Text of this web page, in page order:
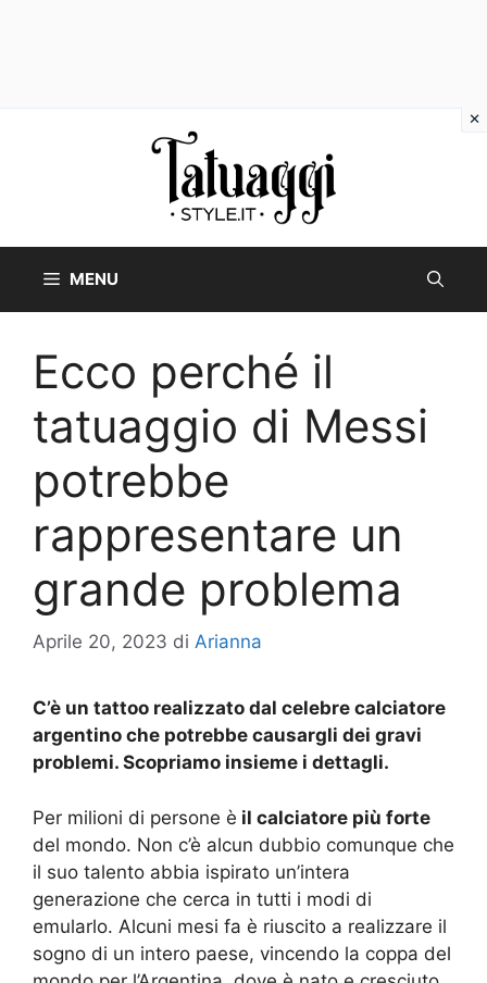
MENU
Ecco perché il
tatuaggio di Messi
potrebbe
rappresentare un
grande problema
Aprile 20, 2023 di Arianna
C’è un tattoo realizzato dal celebre calciatore
argentino che potrebbe causargli dei gravi
problemi. Scopriamo insieme i dettagli.
Per milioni di persone è il calciatore più forte
del mondo. Non c’è alcun dubbio comunque che
il suo talento abbia ispirato un’intera
generazione che cerca in tutti i modi di
emularlo. Alcuni mesi fa è riuscito a realizzare il
sogno di un intero paese, vincendo la coppa del